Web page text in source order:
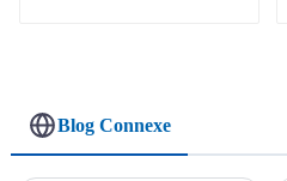
Blog Connexe